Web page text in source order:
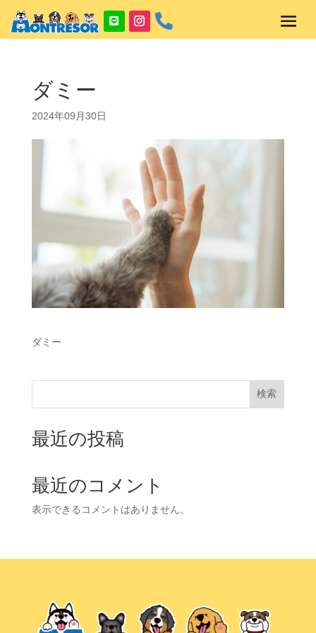

ダミー
2024年09月30日
ダミー
検索
最近の投稿
最近のコメント
表示できるコメントはありません。